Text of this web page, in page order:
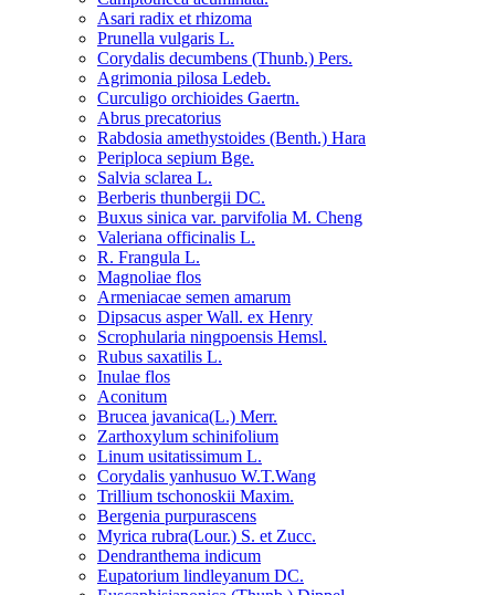
Asari radix et rhizoma
Prunella vulgaris L.
Corydalis decumbens (Thunb.) Pers.
Agrimonia pilosa Ledeb.
Curculigo orchioides Gaertn.
Abrus precatorius
Rabdosia amethystoides (Benth.) Hara
Periploca sepium Bge.
Salvia sclarea L.
Berberis thunbergii DC.
Buxus sinica var. parvifolia M. Cheng
Valeriana officinalis L.
R. Frangula L.
Magnoliae flos
Armeniacae semen amarum
Dipsacus asper Wall. ex Henry
Scrophularia ningpoensis Hemsl.
Rubus saxatilis L.
Inulae flos
Aconitum
Brucea javanica(L.) Merr.
Zarthoxylum schinifolium
Linum usitatissimum L.
Corydalis yanhusuo W.T.Wang
Trillium tschonoskii Maxim.
Bergenia purpurascens
Myrica rubra(Lour.) S. et Zucc.
Dendranthema indicum
Eupatorium lindleyanum DC.